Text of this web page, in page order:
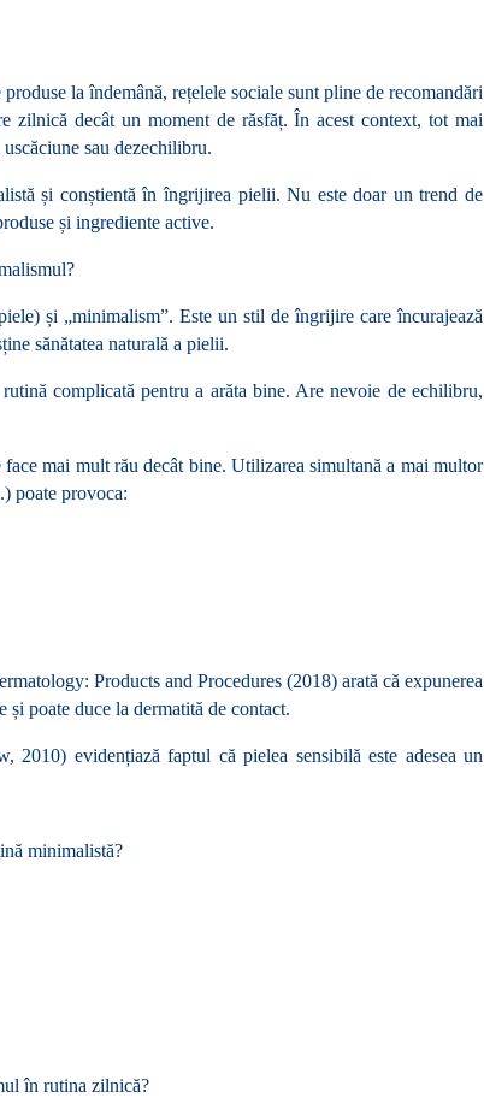
la îndemână, rețelele sociale sunt pline de recomandări
zilnică decât un moment de răsfăț. În acest context, tot mai
sau dezechilibru.
și conștientă în îngrijirea pielii. Nu este doar un trend de
și ingrediente active.
și „minimalism”. Este un stil de îngrijire care încurajează
sănătatea naturală a pielii.
complicată pentru a arăta bine. Are nevoie de echilibru,
mai mult rău decât bine. Utilizarea simultană a mai multor
poate provoca:
Products and Procedures (2018) arată că expunerea
poate duce la dermatită de contact.
evidențiază faptul că pielea sensibilă este adesea un
minimalistă?
în rutina zilnică?